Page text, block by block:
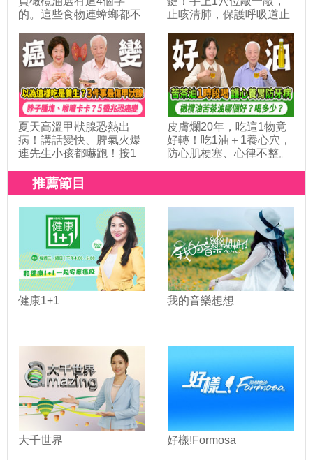
的。這些食物連蟑螂都不
少吃。注意！這種豆腐不
要涼拌。別買牛奶要買鮮
奶，這3種較安心。喝1杯
它排毒｜胡乃文開講 ft.文
長安教授_355
止咳清肺，保護呼吸道止
+1物，止咳抗發炎！吃什
麼養肺？ 3白色食物清熱
化痰。喉嚨痛到說不出
話？按耳朵2穴位｜胡乃
文開講Dr.HU_315
夏天高溫甲狀腺恐熱出
病！講話變快、脾氣火爆
連先生小孩都嚇跑！按1
50歲後女性一半有甲狀腺
結節，3徵兆恐致癌變。
甲狀腺亢進低下要少吃這
3類食物｜胡乃文開講＿
皮膚爛20年，吃這1物竟
好轉！吃1油＋1養心穴，
防心肌梗塞、心律不整。
差在哪？怕上火還能補
嗎？一天喝多少最安全｜
胡乃文開講Dr.HU_326
推薦節目
健康1+1 我的音樂想想
大千世界 好樣!Formosa